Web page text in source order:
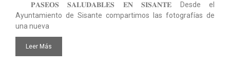
𝐏𝐀𝐒𝐄𝐎𝐒 𝐒𝐀𝐋𝐔𝐃𝐀𝐁𝐋𝐄𝐒 𝐄𝐍 𝐒𝐈𝐒𝐀𝐍𝐓𝐄 Desde el
Ayuntamiento de Sisante compartimos las fotografías de
una nueva
Leer Más